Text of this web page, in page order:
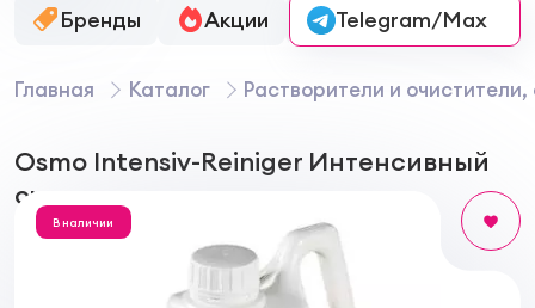
Бренды Акции Онлайн-колеровка
Telegram/Max
Главная Каталог Растворители и
Osmo Intensiv-Reiniger Интенсивный
очиститель для древесины
В наличии